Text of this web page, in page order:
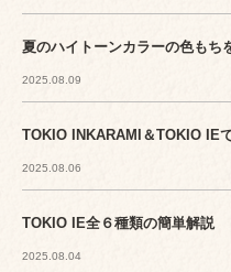
夏のハイトーンカラーの色もち
2025.08.09
TOKIO INKARAMI＆TOKIO IE
2025.08.06
TOKIO IE全６種類の簡単解説
2025.08.04